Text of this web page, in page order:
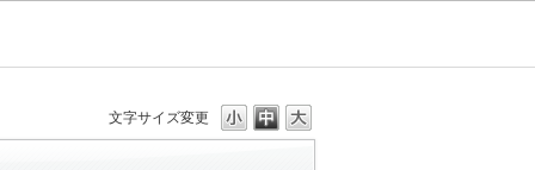
文字サイズ変更